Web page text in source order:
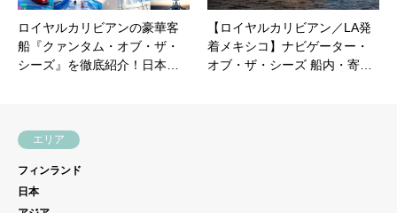
ロイヤルカリビアンの豪華客
船『クァンタム・オブ・ザ・
シーズ』を徹底紹介！日本…
【ロイヤルカリビアン／LA発
着メキシコ】ナビゲーター・
オブ・ザ・シーズ 船内・寄…
エリア
フィンランド
日本